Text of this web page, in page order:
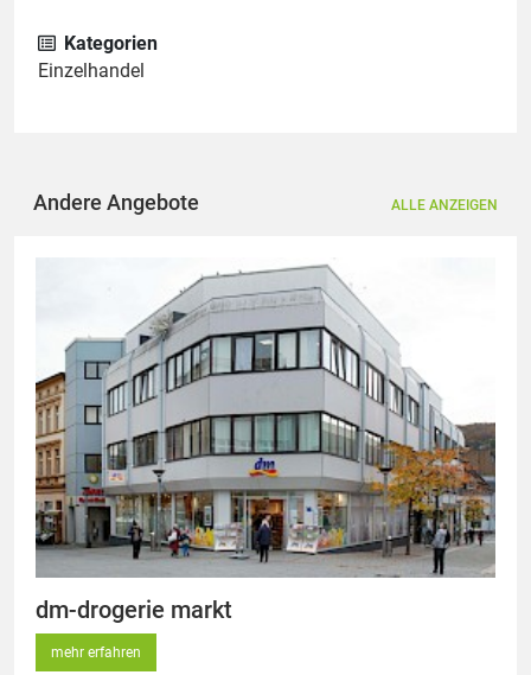
Kategorien
Einzelhandel
Andere Angebote ALLE ANZEIGEN
dm-drogerie markt
mehr erfahren